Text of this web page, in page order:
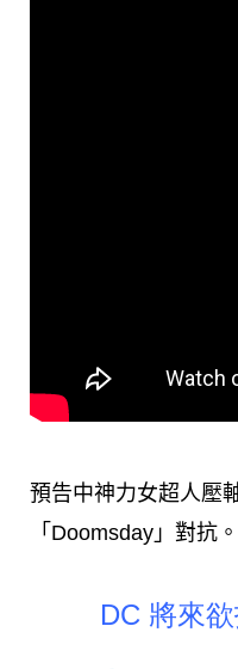
預告中神力女超人壓
「Doomsday」對抗。
DC 將來